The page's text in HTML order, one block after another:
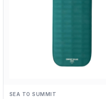
SEA TO SUMMIT